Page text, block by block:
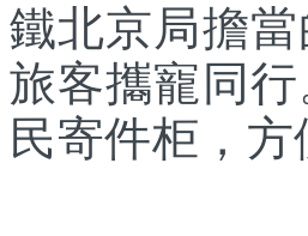
鐵北京局擔
旅客攜寵同
民寄件柜，